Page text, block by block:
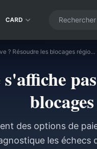
CARD
PayPal ne s'affiche pas sur Poppo Live ? Résoudre les blocages régionaux (2026)
s'affiche
des options de
les